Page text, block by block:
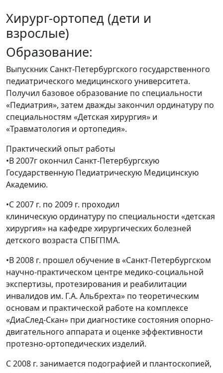
Хирург-ортопед (дети и
взрослые)
Образование:
Выпускник Санкт-Петербургского государственного
педиатрического медицинского университета.
Получил базовое образование по специальности
«Педиатрия», затем дважды закончил ординатуру по
специальностям «Детская хирургия» и
«Травматология и ортопедия».
Практический опыт работы
•В 2007г окончил Санкт-Петербургскую
Государственную Педиатрическую Медицинскую
Академию.
•С 2007 г. по 2009 г. проходил
клиническую ординатуру по специальности «детская
хирургия» на кафедре хирургических болезней
детского возраста СПБГПМА.
•В 2008 г. прошел обучение в «Санкт-Петербургском
научно-практическом центре медико-социальной
экспертизы, протезирования и реабилитации
инвалидов им. Г.А. Альбрехта» по теоретическим
основам и практической работе на комплексе
«ДиаСлед-Скан» при диагностике состояния опорно-
двигательного аппарата и оценке эффективности
протезно-ортопедических изделий.
С 2008 г. занимается подографией и плантоскопией,